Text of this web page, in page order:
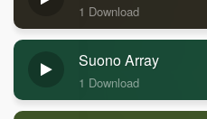
1 Download
Suono Array
1 Download